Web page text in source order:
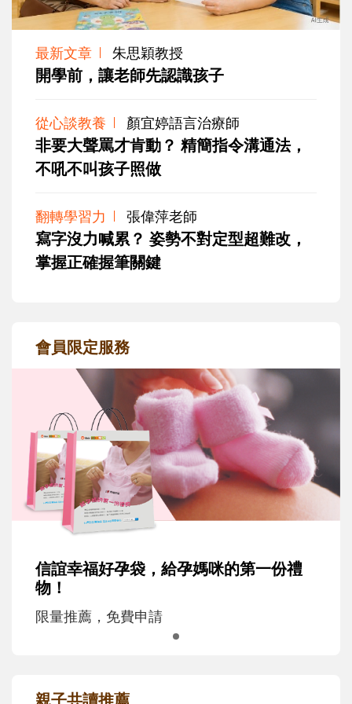
最新文章 朱思穎教授
開學前，讓老師先認識孩子
從心談教養 顏宜婷語言治療師
非要大聲罵才肯動？ 精簡指令溝通法，
不吼不叫孩子照做
翻轉學習力 張偉萍老師
寫字沒力喊累？ 姿勢不對定型超難改，
掌握正確握筆關鍵
會員限定服務
信誼幸福好孕袋，給孕媽咪的第一份禮
物！
限量推薦，免費申請
親子共讀推薦